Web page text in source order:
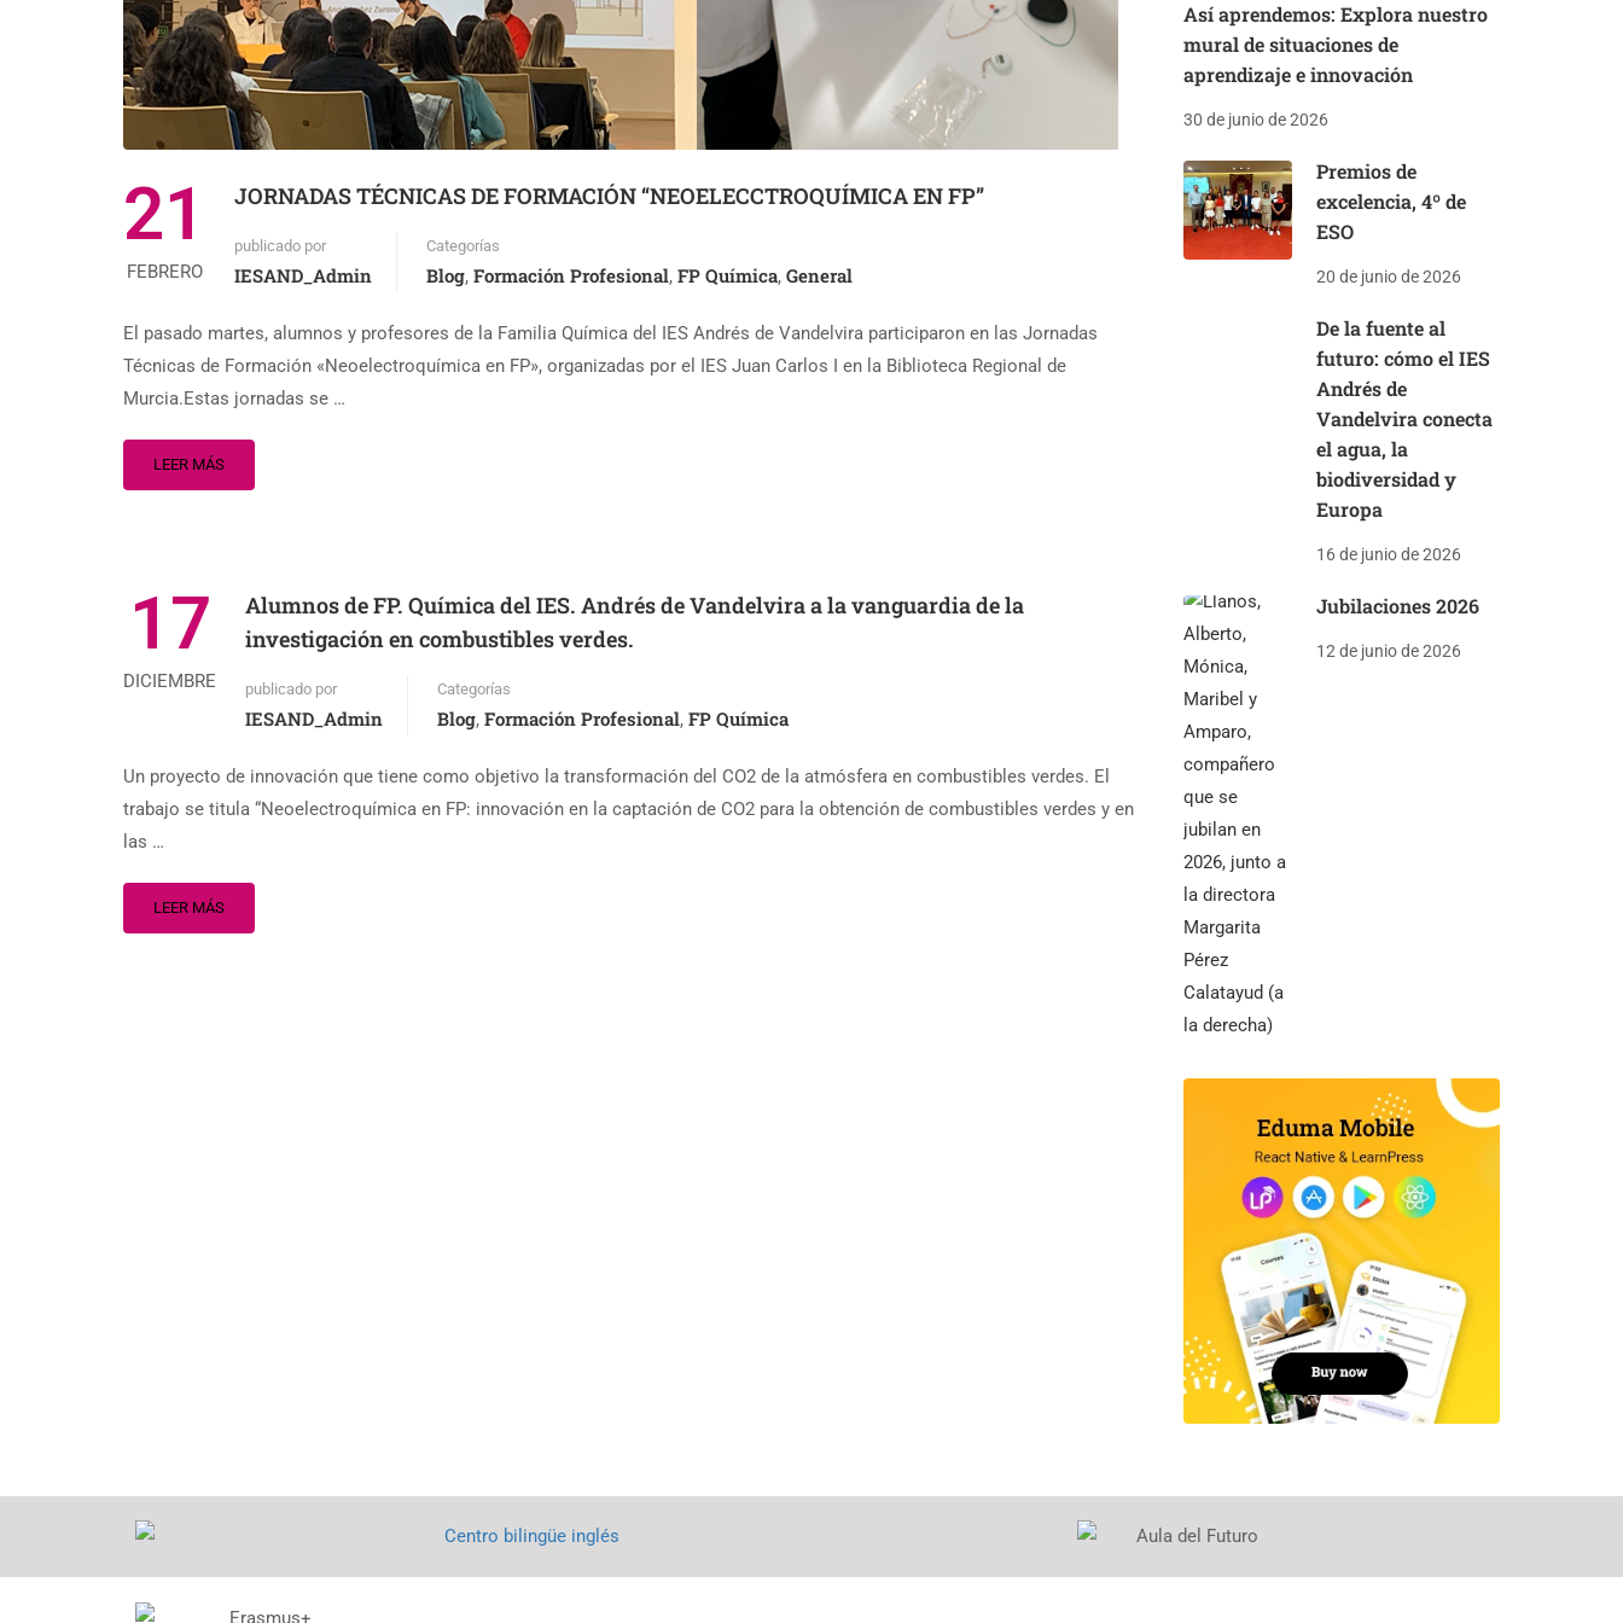
21
FEBRERO
JORNADAS TÉCNICAS DE FORMACIÓN “NEOELECCTROQUÍMICA EN FP”
publicado por
IESAND_Admin
Categorías
Blog, Formación Profesional, FP Química, General
El pasado martes, alumnos y profesores de la Familia Química del IES Andrés de Vandelvira participaron en las Jornadas
Técnicas de Formación «Neoelectroquímica en FP», organizadas por el IES Juan Carlos I en la Biblioteca Regional de
Murcia.Estas jornadas se …
LEER MÁS
17
DICIEMBRE
Alumnos de FP. Química del IES. Andrés de Vandelvira a la vanguardia de la
investigación en combustibles verdes.
publicado por
IESAND_Admin
Categorías
Blog, Formación Profesional, FP Química
Un proyecto de innovación que tiene como objetivo la transformación del CO2 de la atmósfera en combustibles verdes. El
trabajo se titula “Neoelectroquímica en FP: innovación en la captación de CO2 para la obtención de combustibles verdes y en
las …
LEER MÁS
Así aprendemos: Explora nuestro
mural de situaciones de
aprendizaje e innovación
30 de junio de 2026
Premios de
excelencia, 4º de
ESO
20 de junio de 2026
De la fuente al
futuro: cómo el IES
Andrés de
Vandelvira conecta
el agua, la
biodiversidad y
Europa
16 de junio de 2026
Jubilaciones 2026
12 de junio de 2026